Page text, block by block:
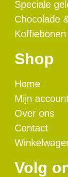
Speciale
Chocolade
Koffiebonen
Shop
Home
Mijn
Over ons
Contact
Volg